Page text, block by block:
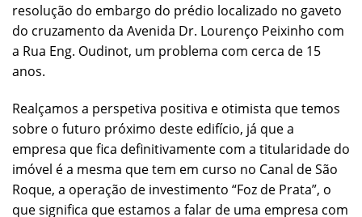
resolução do embargo do prédio localizado no gaveto
do cruzamento da Avenida Dr. Lourenço Peixinho com
a Rua Eng. Oudinot, um problema com cerca de 15
anos.
Realçamos a perspetiva positiva e otimista que temos
sobre o futuro próximo deste edifício, já que a
empresa que fica definitivamente com a titularidade do
imóvel é a mesma que tem em curso no Canal de São
Roque, a operação de investimento “Foz de Prata”, o
que significa que estamos a falar de uma empresa com